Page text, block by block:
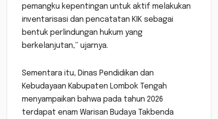
pemangku kepentingan untuk aktif melakukan
inventarisasi dan pencatatan KIK sebagai
bentuk perlindungan hukum yang
berkelanjutan,” ujarnya.
Sementara itu, Dinas Pendidikan dan
Kebudayaan Kabupaten Lombok Tengah
menyampaikan bahwa pada tahun 2026
terdapat enam Warisan Budaya Takbenda